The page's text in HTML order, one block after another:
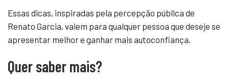
Essas dicas, inspiradas pela percepção pública de
Renato Garcia, valem para qualquer pessoa que deseje se
apresentar melhor e ganhar mais autoconfiança.
Quer saber mais?